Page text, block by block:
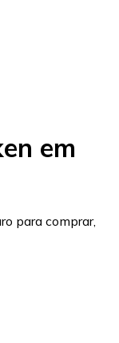
em
para comprar,